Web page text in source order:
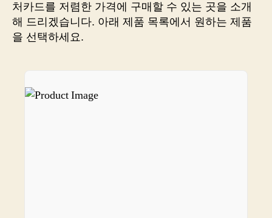
로
쇼
기
처카드를 저렴한 가격에 구매할 수 있는 곳을 소개
해 드리겠습니다. 아래 제품 목록에서 원하는 제품
을 선택하세요.